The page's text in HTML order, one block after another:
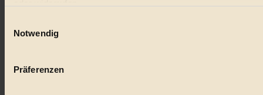
Wenn Sie es erlauben, würden wir auch gerne:
Ihr Gerät durch aktives Scannen nach bestimmten
Notwendig
Präferenzen
Vegan